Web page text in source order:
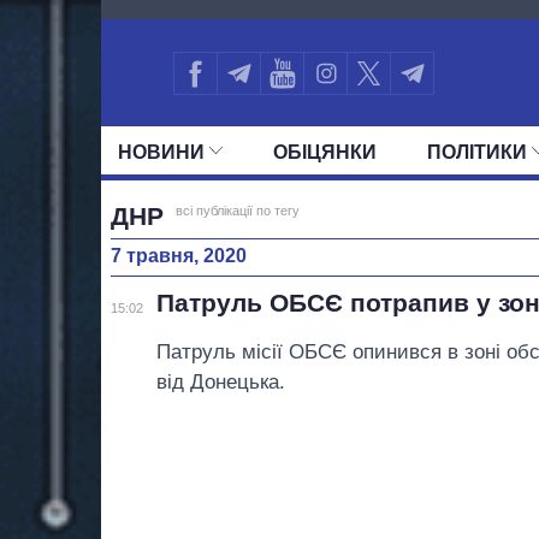
110
НОВИНИ ОБIЦЯНКИ ПОЛIТИКИ
УСІ ПОЛІТИКИ
ДНР всі публікації по тегу
7 травня, 2020
15:02 Патруль ОБСЄ потрапив у
Патруль місії ОБСЄ опинився в зоні
від Донецька.